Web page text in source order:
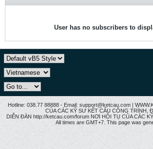
User has no subscribers to
Hotline: 038.77 88888 - Email: support@ketcau.com |
CỦA CÁC KỸ SƯ KẾT CẤU CÔNG TRÌNH,
DIỄN ĐÀN http://ketcau.com/forum NƠI HỘI TỤ CỦA CÁC
All times are GMT+7. This page was